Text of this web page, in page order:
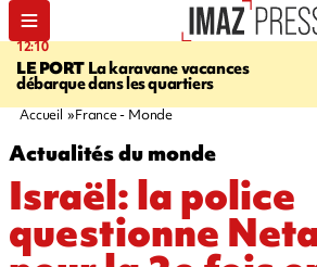
12:10
LE PORT La karavane vacances
débarque dans les quartiers
Accueil France - Monde
Actualités du monde
Israël: la police
questionne